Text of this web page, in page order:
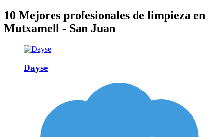
10 Mejores profesionales de limpieza en
Mutxamell - San Juan
Dayse